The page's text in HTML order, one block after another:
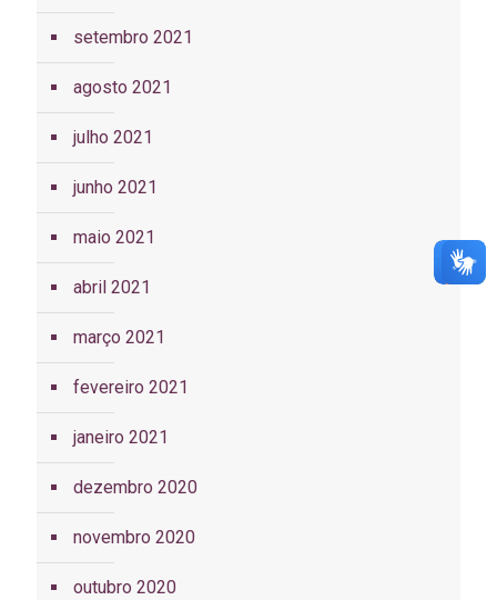
setembro 2021
agosto 2021
julho 2021
junho 2021
maio 2021
abril 2021
março 2021
fevereiro 2021
janeiro 2021
dezembro 2020
novembro 2020
outubro 2020